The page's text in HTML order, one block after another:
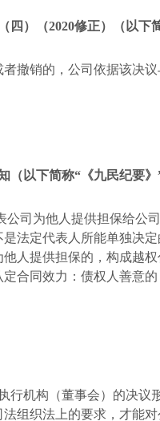
四）（2020修正）（以下
撤销的，公司依据该决
以下简称“《九民纪要》”
司为他人提供担保给公
法定代表人所能单独决
人提供担保的，构成越
合同效力：债权人善意的
行机构（董事会）的决议
组织法上的要求，才能对